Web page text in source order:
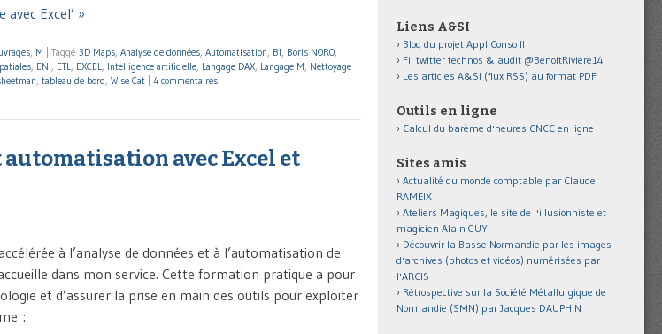
Excel’ »
, M Taggé 3D Maps, Analyse de données, Automatisation, BI, Boris NORO,
, ENI, ETL, EXCEL, Intelligence artificielle, Langage DAX, Langage M, Nettoyage
, tableau de bord, Wise Cat 4 commentaires
automatisation avec Excel et
à l’analyse de données et à l’automatisation de
dans mon service. Cette formation pratique a pour
et d’assurer la prise en main des outils pour exploiter
:
Liens A&SI
Blog du projet AppliConso II
Fil twitter technos & audit @BenoitRiviere14
Les articles A&SI (flux RSS) au format PDF
Outils en ligne
Calcul du barème d'heures CNCC en ligne
Sites amis
Actualité du monde comptable par Claude
RAMEIX
Ateliers Magiques, le site de l'illusionniste et
magicien Alain GUY
Découvrir la Basse-Normandie par les images
d'archives (photos et vidéos) numérisées par
l'ARCIS
Rétrospective sur la Société Métallurgique de
Normandie (SMN) par Jacques DAUPHIN